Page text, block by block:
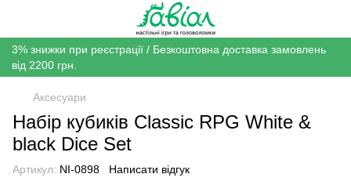
3% знижки при реєстрації / Безкоштовна доставка замовлень
від 2200 грн.
Аксесуари
Набір кубиків Classic RPG White &
black Dice Set
Артикул: NI-0898 Написати відгук